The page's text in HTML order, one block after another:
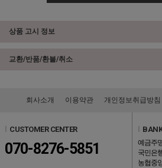
상품 고시 정보
교환/반품/환불/취소
회사소개 이용약관 개인정보취급방침
CUSTOMER CENTER
070-8276-5851
예금주
국민은
농협중